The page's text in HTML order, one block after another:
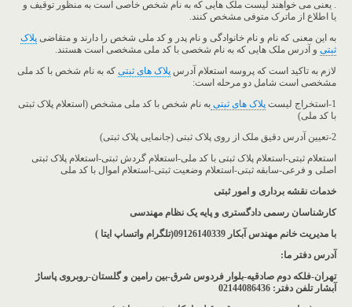
. یعنی می خواهند لیست ملک هایی که به نام شخص خاصی است به منظور توقیف و
یا اطلاع از ماترک متوفی مشخص کنند.
به این معنی که نام و نام خانوادگی و نام پدر و کد ملی شخص را دارند و متقاضی پلاک
ثبتی و آدرس ملک هایی که به نام شخصی با کد ملی مشخصی است هستند.
لازم به تاکید است که پروسه استعلام آدرس پلاک های ثبتی که به نام شخص با کد ملی
مشخصی است شامل دو مرحله است:
1-استخراج لیست
پلاک های ثبتی به نام شخص با کد ملی مشخص (استعلام پلاک ثبتی
با کد ملی)
2-تعیین آدرس دقیق ملک از روی پلاک ثبتی (جانمایی پلاک ثبتی)
استعلام ثبتی-استعلام پلاک ثبتی با کد ملی-استعلام گردش ثبتی-استعلام پلاک ثبتی
اصلی و فرعی-سابقه ثبتی-استعلام وضعیت ثبتی-استعلام اموال با کد ملی
خدمات نقشه برداری و امور ثبتی
کارشناسان رسمی دادگستری و پایه یک نظام مهندسی
با مدیریت خانم مهندس آبکار 09126140339(تلگرام واتساپ ایتا )
آدرس دفتر ما:
تهران-فلکه دوم صادقیه-بلوار فردوس شرق-بین رامین و گلستان-روبروی پاساژ
آبشار تلفن دفتر: 02144086436